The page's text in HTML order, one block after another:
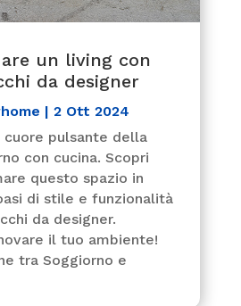
un living con
da designer
| 2 Ott 2024
cuore pulsante della
con cucina. Scopri
questo spazio in
di stile e funzionalità
da designer.
il tuo ambiente!
tra Soggiorno e